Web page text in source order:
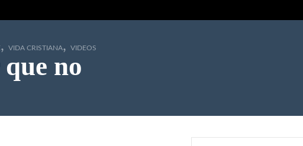
, VIDA CRISTIANA, VIDEOS
no